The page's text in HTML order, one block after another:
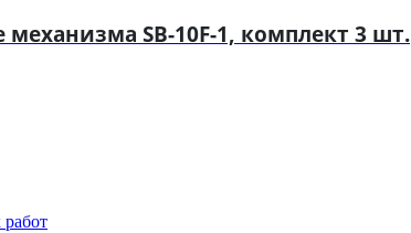
SB-10F-1, комплект 3 шт.